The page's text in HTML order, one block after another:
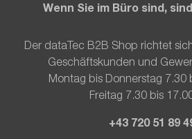
Wenn Sie im Büro sind,
Der dataTec B2B Shop richtet
Geschäftskunden und
Montag bis Donnerstag 7.30
Freitag 7.30 bis
+43 720 51 89